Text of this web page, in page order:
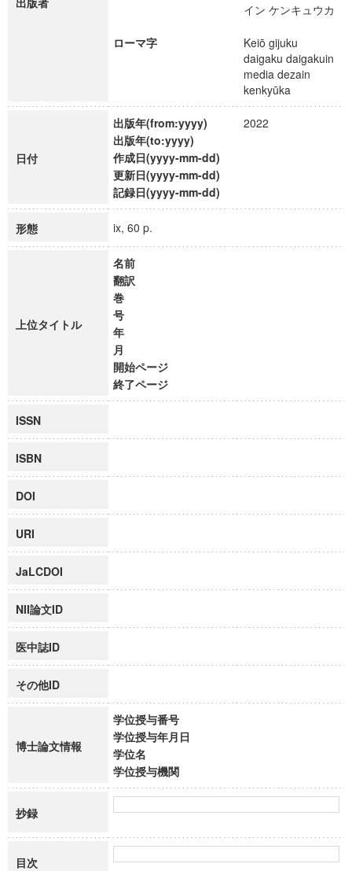
イン ケンキュウカ
ローマ字
Keiō gijuku
daigaku daigakuin
media dezain
kenkyūka
日付
出版年(from:yyyy)
2022
出版年(to:yyyy)
作成日(yyyy-mm-dd)
更新日(yyyy-mm-dd)
記録日(yyyy-mm-dd)
形態 ix, 60 p.
上位タイトル
名前
翻訳
巻
号
年
月
開始ページ
終了ページ
ISSN
ISBN
DOI
URI
JaLCDOI
NII論文ID
医中誌ID
その他ID
博士論文情報
学位授与番号
学位授与年月日
学位名
学位授与機関
抄録
目次